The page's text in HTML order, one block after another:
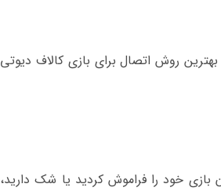
روش اتصال برای بازی کالاف دیوتی
خود را فراموش کردید یا شک دارید،